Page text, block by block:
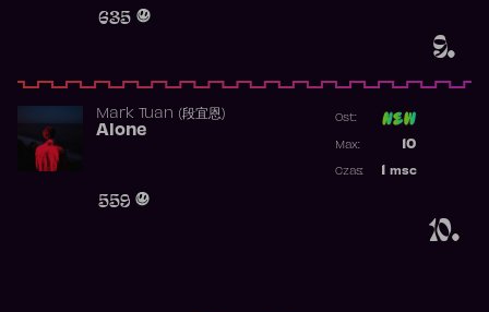
9.
635
10.
Mark Tuan (段宜恩)
Alone
559
Ost:
10
Max:
msc
Czas: